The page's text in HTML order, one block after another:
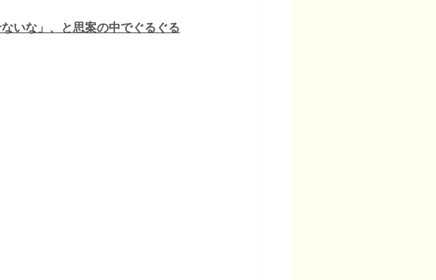
いな」、と思案の中でぐるぐる